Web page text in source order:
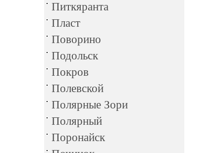
Питкяранта
Пласт
Поворино
Подольск
Покров
Полевской
Полярные Зори
Полярный
Поронайск